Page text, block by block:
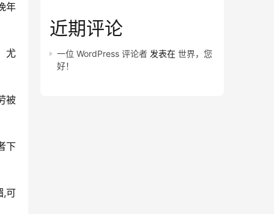
年
尤
被
下
,可
近期评论
一位 WordPress 评论者 发表在 世界，您
好！